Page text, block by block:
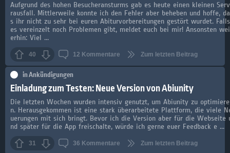
Aufgrund des hohen Besucheransturms gab es heute einen kleinen
rausfall. Mittlerweile konnte ich den Fehler aber beheben und hoffe,
s ihr nicht zu sehr bei euren Abiturvorbereitungen gestört wurdet. Falls
es vereinzelt noch Problemen gibt, meldet euch bei mir! Ansonsten
erhin: Viel ...
40 12 Kommentare Zum letzten Beitrag
inAnkündigungen
Einladung zum Testen: Neue Version von Abiunity
Die letzten Wochen wurden intensiv genutzt, um Abiunity zu optimiere
n. Herausgekommen ist eine stark überarbeitete Plattform, die viele
uerungen mit sich bringt. Bevor ich die Version aber für die Webseite
nd später für die App freischalte, würde ich gerne euer Feedback e ...
31 36 Kommentare Zum letzten Beitrag